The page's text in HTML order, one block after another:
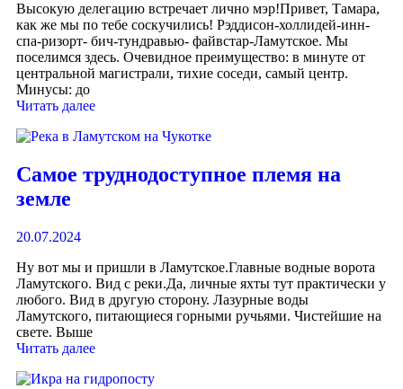
Высокую делегацию встречает лично мэр!Привет, Тамара,
как же мы по тебе соскучились! Рэддисон-холлидей-инн-
спа-ризорт- бич-тундравью- файвстар-Ламутское. Мы
поселимся здесь. Очевидное преимущество: в минуте от
центральной магистрали, тихие соседи, самый центр.
Минусы: до
Читать далее
Самое труднодоступное племя на
земле
20.07.2024
Ну вот мы и пришли в Ламутское.Главные водные ворота
Ламутского. Вид с реки.Да, личные яхты тут практически у
любого. Вид в другую сторону. Лазурные воды
Ламутского, питающиеся горными ручьями. Чистейшие на
свете. Выше
Читать далее